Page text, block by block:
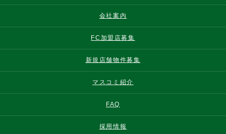
会社案内
FC加盟店募集
新規店舗物件募集
マスコミ紹介
FAQ
採用情報